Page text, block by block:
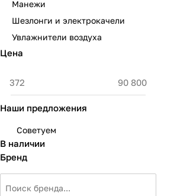
Манежи
Шезлонги и электрокачели
Увлажнители воздуха
Цена
Наши предложения
Советуем
В наличии
Бренд
Мягкая мебель
Манежи
Увлажнители воздуха
Подвесные игрушки и растяжки
Спортивные комплексы и инвентарь
Хранение игрушек